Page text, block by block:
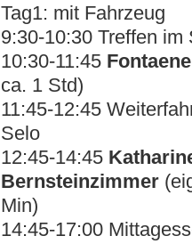
Tag1: mit Fahrzeug
9:30-10:30 Treffen
10:30-11:45
ca. 1 Std)
11:45-12:45
Selo
12:45-14:45
Bernsteinzimmer
Min)
14:45-17:00